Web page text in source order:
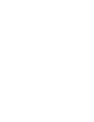
Линейка
полноценно